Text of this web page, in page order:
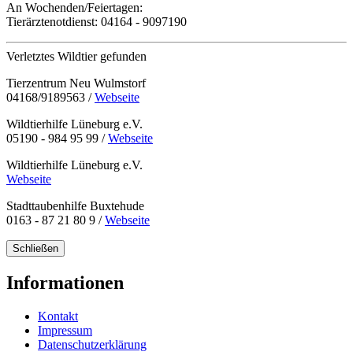
An Wochenden/Feiertagen:
Tierärztenotdienst: 04164 - 9097190
Verletztes Wildtier gefunden
Tierzentrum Neu Wulmstorf
04168/9189563 /Webseite
Wildtierhilfe Lüneburg e.V.
05190 - 984 95 99 /Webseite
Wildtierhilfe Lüneburg e.V.
Webseite
Stadttaubenhilfe Buxtehude
0163 - 87 21 80 9 /Webseite
Schließen
Informationen
Kontakt
Impressum
Datenschutzerklärung